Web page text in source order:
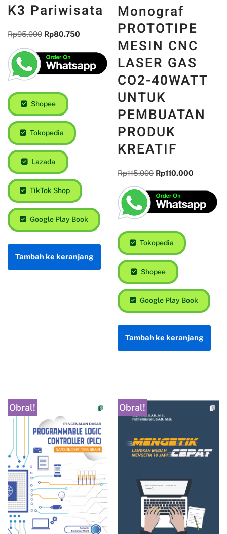
K3 Pariwisata
Rp95.000 Rp80.750
Shopee
Tokopedia
Lazada
TikTok Shop
Google Play Book
Tambah ke keranjang
Monograf
PROTOTIPE
MESIN CNC
LASER GAS
CO2-40WATT
UNTUK
PEMBUATAN
PRODUK
KREATIF
Rp115.000 Rp110.000
Tokopedia
Shopee
Google Play Book
Tambah ke keranjang
Obral! Obral!